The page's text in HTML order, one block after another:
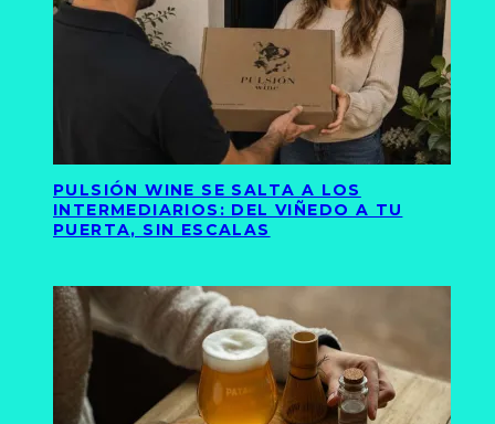
PULSIÓN WINE SE SALTA A LOS
INTERMEDIARIOS: DEL VIÑEDO A TU
PUERTA, SIN ESCALAS